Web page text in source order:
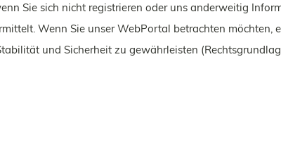
Sie sich nicht registrieren oder uns anderweitig
Wenn Sie unser WebPortal betrachten
und Sicherheit zu gewährleisten